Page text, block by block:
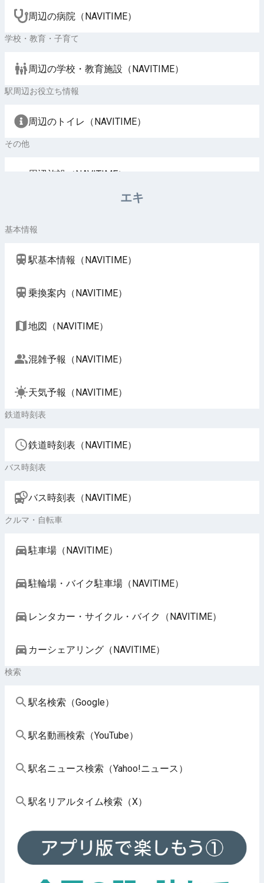
周辺の病院（NAVITIME）
学校・教育・子育て
周辺の学校・教育施設（NAVITIME）
駅周辺お役立ち情報
周辺のトイレ（NAVITIME）
その他
周辺施設（NAVITIME）
エキ
基本情報
駅基本情報（NAVITIME）
乗換案内（NAVITIME）
地図（NAVITIME）
混雑予報（NAVITIME）
天気予報（NAVITIME）
鉄道時刻表
鉄道時刻表（NAVITIME）
バス時刻表
バス時刻表（NAVITIME）
クルマ・自転車
駐車場（NAVITIME）
駐輪場・バイク駐車場（NAVITIME）
レンタカー・サイクル・バイク（NAVITIME）
カーシェアリング（NAVITIME）
検索
駅名検索（Google）
駅名動画検索（YouTube）
駅名ニュース検索（Yahoo!ニュース）
駅名リアルタイム検索（X）